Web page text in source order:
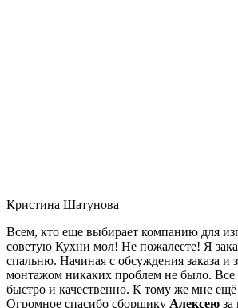
Кристина Шатунова
Всем, кто еще выбирает компанию для
советую Кухни мол! Не пожалеете! Я
спальню. Начиная с обсуждения заказа и
монтажом никаких проблем не было. Все
быстро и качественно. К тому же мне ещё
Огромное спасибо сборщику Алексею